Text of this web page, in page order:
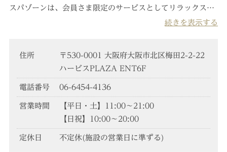
スパゾーンは、会員さま限定のサービスとしてリラックスバ
スやドライサウナ、当店限定メニューの岩盤浴(有料)もご利
をお愉しみください。
続きを表示する
住所
〒530-0001 大阪府大阪市北区梅田2-2-22
ハービスPLAZA ENT6F
電話番号 06-6454-4136
営業時間
【平日・土】11:00～21:00
【日祝】10:00～20:00
定休日 不定休(施設の営業日に準ずる)